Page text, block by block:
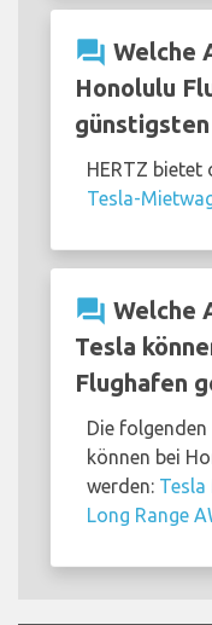
question_answer Welche
Honolulu
HERTZ bietet
Tesla-
question_answer Welche
Tesla
Flughafen
Die
können bei
werden: Tesla
Long Range